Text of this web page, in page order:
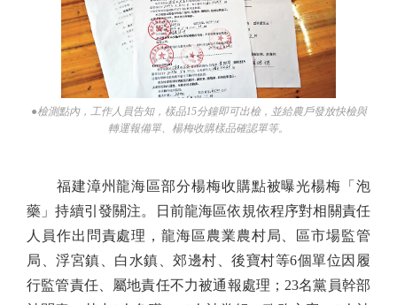
●檢測點內，工作人員告知，樣品15分鐘即可出檢，並給農戶發放快檢與
轉運報備單、楊梅收購樣品確認單等。
福建漳州龍海區部分楊梅收購點被曝光楊梅「泡
藥」持續引發關注。日前龍海區依規依程序對相關責任
人員作出問責處理，龍海區農業農村局、區市場監管
局、浮宮鎮、白水鎮、郊邊村、後寶村等6個單位因履
行監管責任、屬地責任不力被通報處理；23名黨員幹部